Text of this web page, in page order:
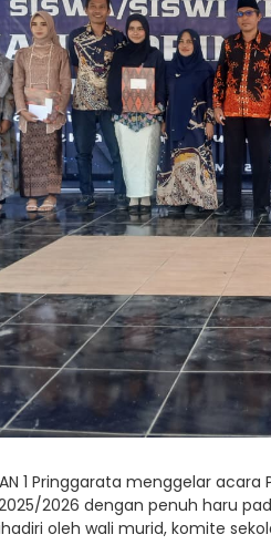
1 Pringgarata menggelar
2026 dengan penuh haru
oleh wali murid, komite